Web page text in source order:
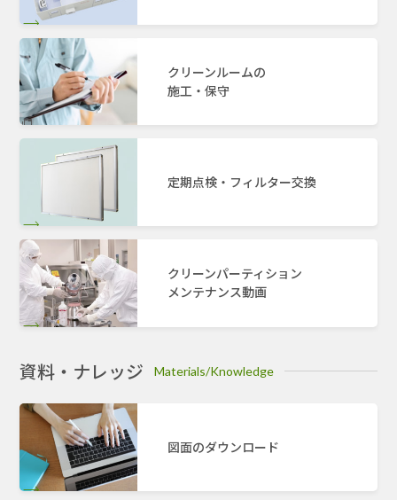
クリーンルームの
施工・保守
定期点検・フィルター交換
クリーンパーティション
メンテナンス動画
資料・ナレッジ Materials/Knowledge
図面のダウンロード